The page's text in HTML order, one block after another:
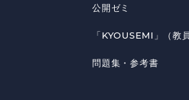
公開ゼミ
「KYOUSEMI」（教
問題集・参考書